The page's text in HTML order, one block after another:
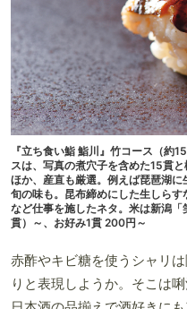
『立ち食い鮨 鮨川』竹コース（
スは、写真の煮穴子を含めた15貫
ほか、産直も厳選。例えば琵琶湖
旬の味も。昆布締めにした生しら
など仕事を施したネタ。米は新潟
貫）～、お好み1貫 200円～
赤酢やキビ糖を使うシャリ
りと表現しようか。そこは